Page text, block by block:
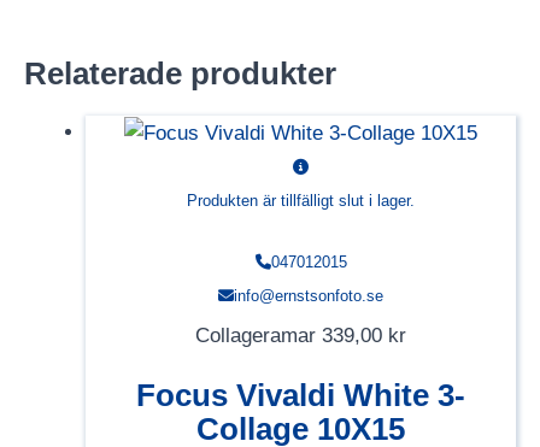
Relaterade produkter
Produkten är tillfälligt slut i lager.
047012015
info@ernstsonfoto.se
Collageramar 339,00 kr
Focus Vivaldi White 3-
Collage 10X15